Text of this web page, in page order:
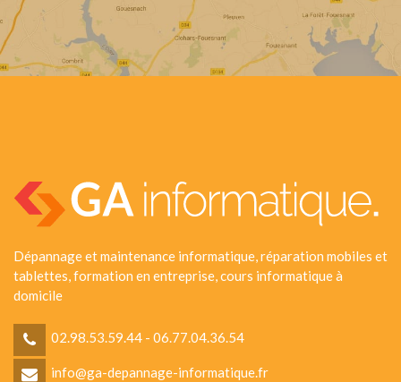
Dépannage et maintenance informatique, réparation mobiles et
tablettes, formation en entreprise, cours informatique à
domicile
02.98.53.59.44 - 06.77.04.36.54
info@ga-depannage-informatique.fr